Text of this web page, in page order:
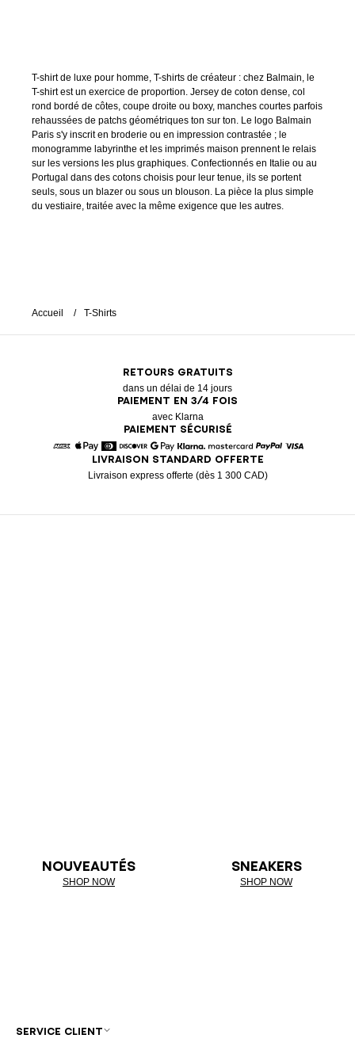
T-shirt de luxe pour homme, T-shirts de créateur : chez Balmain, le
T-shirt est un exercice de proportion. Jersey de coton dense, col
rond bordé de côtes, coupe droite ou boxy, manches courtes parfois
rehaussées de patchs géométriques ton sur ton. Le logo Balmain
Paris s'y inscrit en broderie ou en impression contrastée ; le
monogramme labyrinthe et les imprimés maison prennent le relais
sur les versions les plus graphiques. Confectionnés en Italie ou au
Portugal dans des cotons choisis pour leur tenue, ils se portent
seuls, sous un blazer ou sous un blouson. La pièce la plus simple
du vestiaire, traitée avec la même exigence que les autres.
Accueil T-Shirts
RETOURS GRATUITS
dans un délai de 14 jours
PAIEMENT EN 3/4 FOIS
avec Klarna
PAIEMENT SÉCURISÉ
American Express
Apple Pay
DinersDiscoverGoogle Pay
Klarna Mastercard
LIVRAISON STANDARD OFFERTE
Livraison express offerte (dès 1 300 CAD)
NOUVEAUTÉS
SHOP NOW
SNEAKERS
SHOP NOW
SERVICE CLIENT